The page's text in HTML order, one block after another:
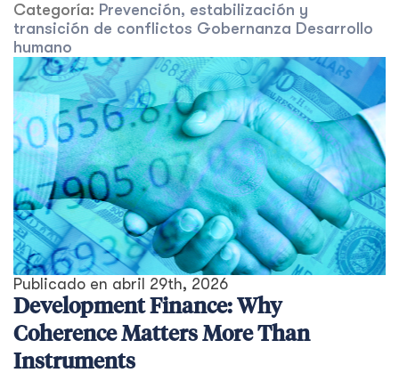
Categoría: Prevención, estabilización y
transición de conflictos Gobernanza Desarrollo
humano
Publicado en abril 29th, 2026
Development Finance: Why
Coherence Matters More Than
Instruments